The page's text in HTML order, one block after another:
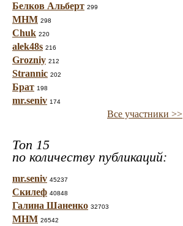
Белков Альберт 299
МНМ 298
Chuk 220
alek48s 216
Grozniy 212
Strannic 202
Брат 198
mr.seniv 174
Все участники >>
Топ 15
по количеству публикаций:
mr.seniv 45237
Скилеф 40848
Галина Шаненко 32703
МНМ 26542